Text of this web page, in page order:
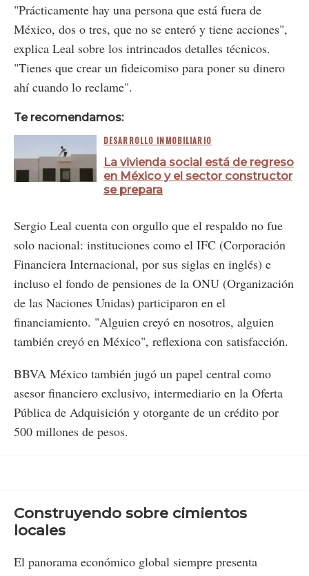
"Prácticamente hay una persona que está fuera de
México, dos o tres, que no se enteró y tiene acciones",
explica Leal sobre los intrincados detalles técnicos.
"Tienes que crear un fideicomiso para poner su dinero
ahí cuando lo reclame".
Te recomendamos:
DESARROLLO INMOBILIARIO
La vivienda social está de regreso
en México y el sector constructor
se prepara
Sergio Leal cuenta con orgullo que el respaldo no fue
solo nacional: instituciones como el IFC (Corporación
Financiera Internacional, por sus siglas en inglés) e
incluso el fondo de pensiones de la ONU (Organización
de las Naciones Unidas) participaron en el
financiamiento. "Alguien creyó en nosotros, alguien
también creyó en México", reflexiona con satisfacción.
BBVA México también jugó un papel central como
asesor financiero exclusivo, intermediario en la Oferta
Pública de Adquisición y otorgante de un crédito por
500 millones de pesos.
Construyendo sobre cimientos
locales
El panorama económico global siempre presenta